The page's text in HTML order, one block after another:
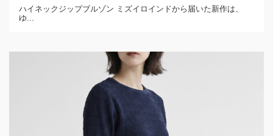
ハイネックジップブルゾン ミズイロインドから届いた新作は、
ゆ...